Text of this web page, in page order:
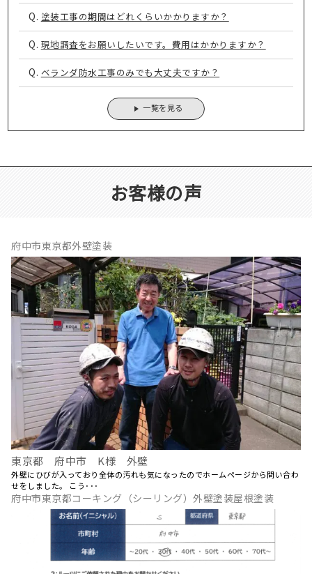
Q. 塗装工事の期間はどれくらいかかりますか？
Q. 現地調査をお願いしたいです。費用はかかりますか？
Q. ベランダ防水工事のみでも大丈夫ですか？
一覧を見る
お客様の声
府中市東京都外壁塗装
東京都 府中市 K様 外壁
外壁にひびが入っており全体の汚れも気になったのでホームページから問い合わ
せをしました。 こう･･･
府中市東京都コーキング（シーリング）外壁塗装屋根塗装